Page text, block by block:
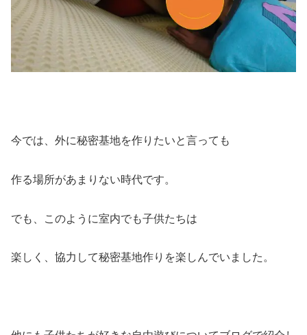
今では、外に秘密基地を作りたいと言っても
作る場所があまりない時代です。
でも、このように室内でも子供たちは
楽しく、協力して秘密基地作りを楽しんでいました。